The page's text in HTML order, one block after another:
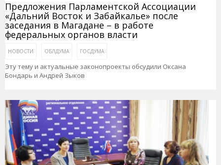
Предложения Парламентской Ассоциации
«Дальний Восток и Забайкалье» после
заседания в Магадане – в работе
федеральных органов власти
НОВОСТИ ОБЛДУМА ГОСДУМА
Эту тему и актуальные законопроекты обсудили Оксана
Бондарь и Андрей Зыков